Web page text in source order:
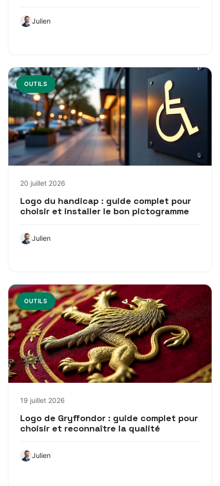
Julien
OUTILS
20 juillet 2026
Logo du handicap : guide complet pour
choisir et installer le bon pictogramme
Julien
OUTILS
19 juillet 2026
Logo de Gryffondor : guide complet pour
choisir et reconnaître la qualité
Julien